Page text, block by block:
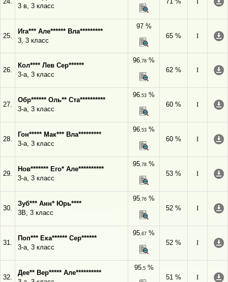
3 в, 3 класс
25.
Ига*** Але****** Вла*********
3, 3 класс
97 %
65 %
I
26.
Кол**** Лев Сер******
3-а, 3 класс
96,78 %
62 %
I
27.
Обр****** Оль** Ста**********
3-а, 3 класс
96,53 %
60 %
I
28.
Гон***** Мак*** Вла*********
3-а, 3 класс
96,53 %
60 %
I
29.
Нов******* Его* Але**********
3-а, 3 класс
95,78 %
53 %
I
30.
Зуб*** Анн* Юрь****
3В, 3 класс
95,76 %
52 %
I
31.
Поп*** Ека****** Сер******
3-а, 3 класс
95,67 %
52 %
I
32.
Дее** Вер***** Але**********
95,5%
51 %
I